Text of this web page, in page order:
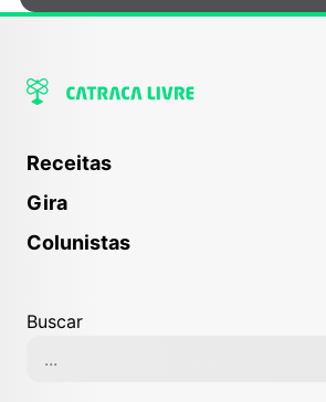
Receitas
Gira
Colunistas
Buscar